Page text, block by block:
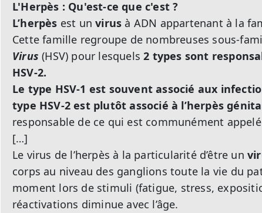
L'Herpès : Qu'est-ce que c'est ?
L’herpès est unvirus à ADN appartenant à la
Cette famille regroupe de nombreuses sous-
Virus(HSV) pour lesquels2 types sont
HSV-2.
Le type HSV-1 est souvent associé aux
type HSV-2 est plutôt associé à l’herpès
responsable de ce qui est communément
[…]
Le virus de l’herpès à la particularité d’être un
corps au niveau des ganglions toute la vie du
moment lors de stimuli (fatigue, stress,
réactivations diminue avec l’âge.